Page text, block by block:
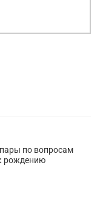
по вопросам
рождению